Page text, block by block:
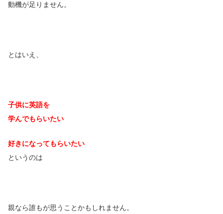
動機が足りません。
とはいえ、
子供に英語を
学んでもらいたい
好きになってもらいたい
というのは
親なら誰もが思うことかもしれません。